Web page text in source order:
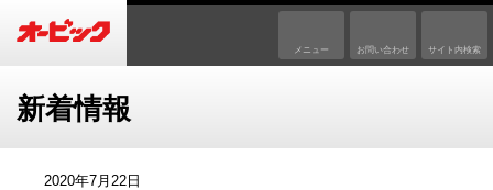
メニュー お問い合わせ サイト内検索
新着情報
2020年7月22日